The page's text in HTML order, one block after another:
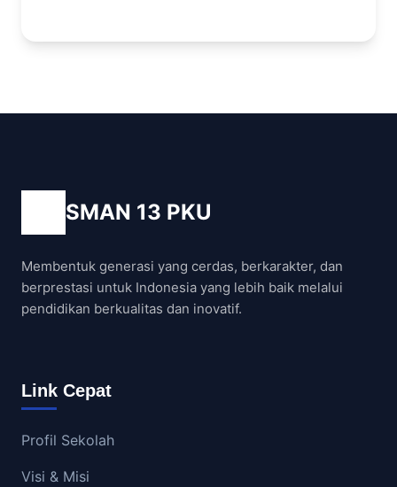
SMAN 13 PKU
Membentuk generasi yang cerdas, berkarakter, dan
berprestasi untuk Indonesia yang lebih baik melalui
pendidikan berkualitas dan inovatif.
Link Cepat
Profil Sekolah
Visi & Misi